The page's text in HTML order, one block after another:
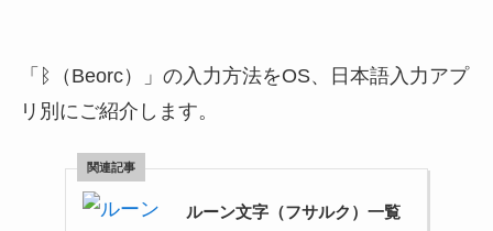
「ᛒ（Beorc）」の入力方法をOS、日本語入力アプ
リ別にご紹介します。
ルーン文字（フサルク）一覧